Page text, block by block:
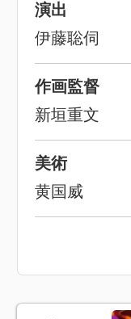
演出
伊藤聡伺
作画監督
新垣重文
美術
黄国威